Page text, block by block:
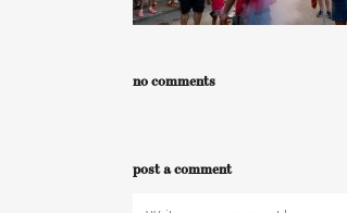
no comments
post a comment